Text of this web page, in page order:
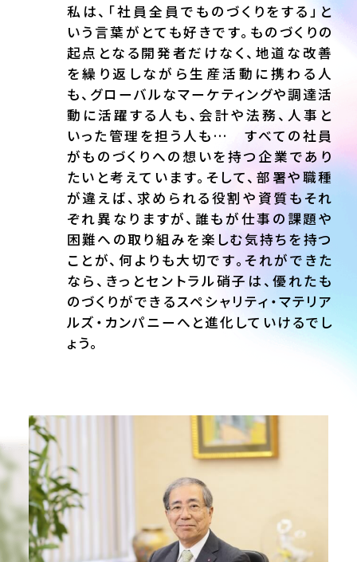
私は、「社員全員でものづくりをする」と
いう言葉がとても好きです。ものづくりの
起点となる開発者だけなく、地道な改善
を繰り返しながら生産活動に携わる人
も、グローバルなマーケティングや調達活
動に活躍する人も、会計や法務、人事と
いった管理を担う人も… すべての社員
がものづくりへの想いを持つ企業であり
たいと考えています。そして、部署や職種
が違えば、求められる役割や資質もそれ
ぞれ異なりますが、誰もが仕事の課題や
困難への取り組みを楽しむ気持ちを持つ
ことが、何よりも大切です。それができた
なら、きっとセントラル硝子は、優れたも
のづくりができるスペシャリティ・マテリア
ルズ・カンパニーへと進化していけるでし
ょう。